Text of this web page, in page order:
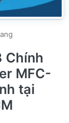
Chính
MFC-
tại